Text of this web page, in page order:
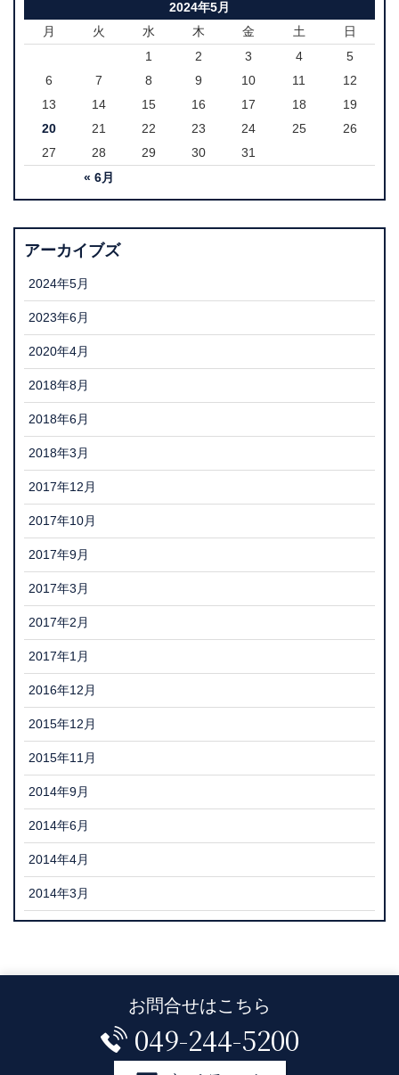
2024年5月
月
火 水 木 金 土 日
« 6月
1 2 3 4
5
6
7 8 9 10 11
12
13
14 15 16 17 18
19
20
21 22 23 24 25
26
27
28 29 30 31
アーカイブズ
2024年5月
2023年6月
2020年4月
2018年8月
2018年6月
2018年3月
2017年12月
2017年10月
2017年9月
2017年3月
2017年2月
2017年1月
2016年12月
2015年12月
2015年11月
2014年9月
2014年6月
2014年4月
2014年3月
お問合せはこちら
049-244-5200